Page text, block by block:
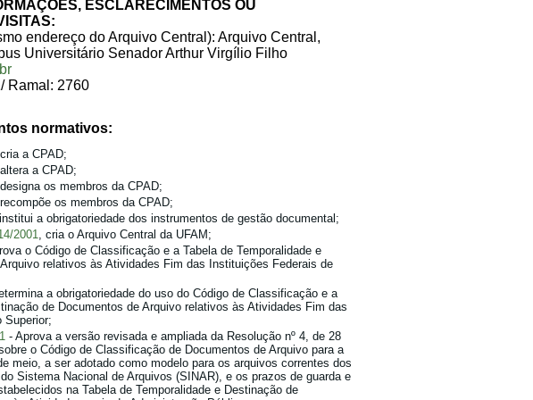
ESCLARECIMENTOS OU
endereço do Arquivo Central): Arquivo Central,
Universitário Senador Arthur Virgílio Filho
Ramal: 2760
normativos:
a CPAD;
a CPAD;
os membros da CPAD;
os membros da CPAD;
a obrigatoriedade dos instrumentos de gestão documental;
2001, cria o Arquivo Central da UFAM;
o Código de Classificação e a Tabela de Temporalidade e
relativos às Atividades Fim das Instituições Federais de
a obrigatoriedade do uso do Código de Classificação e a
de Documentos de Arquivo relativos às Atividades Fim das
Superior;
- Aprova a versão revisada e ampliada da Resolução nº 4, de 28
o Código de Classificação de Documentos de Arquivo para a
meio, a ser adotado como modelo para os arquivos correntes dos
Sistema Nacional de Arquivos (SINAR), e os prazos de guarda e
na Tabela de Temporalidade e Destinação de